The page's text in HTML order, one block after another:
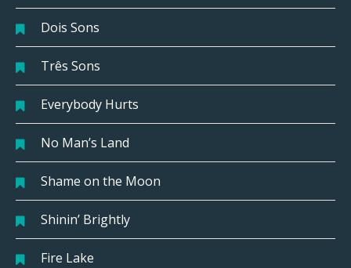
Dois Sons
Três Sons
Everybody Hurts
No Man’s Land
Shame on the Moon
Shinin’ Brightly
Fire Lake